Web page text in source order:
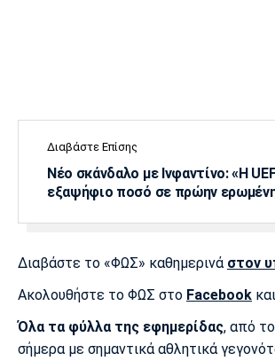
Διαβάστε Επίσης
Νέο σκάνδαλο με Ινφαντίνο: «Η
εξαψήφιο ποσό σε πρώην
Διαβάστε το «ΦΩΣ» καθημερινά στον
Ακολουθήστε το ΦΩΣ στο Facebook
Όλα τα φύλλα της εφημερίδας, από
σήμερα με σημαντικά αθλητικά